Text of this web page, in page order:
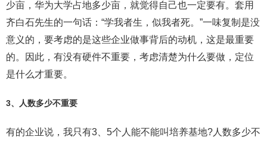
少亩，华为大学占地多少亩，就觉得自己也一定要有。套用
齐白石先生的一句话：“学我者生，似我者死。”一味复制是没
意义的，要考虑的是这些企业做事背后的动机，这是最重要
的。因此，有没有硬件不重要，考虑清楚为什么要做，定位
是什么才重要。
3、人数多少不重要
有的企业说，我只有3、5个人能不能叫培养基地?人数多少不